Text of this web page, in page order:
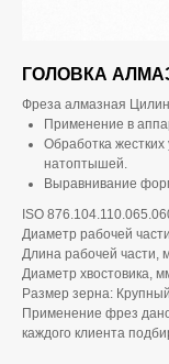
ГОЛОВКА
Фреза алмазная
Применение в
Обработка жестких
натоптышей.
Выравнивание
ISO
Диаметр рабочей
Длина рабочей части,
Диаметр хвостовика,
Размер зерна: Крупный
Применение фрез
каждого клиента